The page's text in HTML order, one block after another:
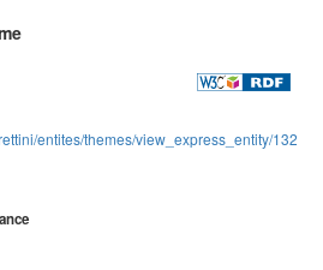
entites/themes/view_express_entity/132